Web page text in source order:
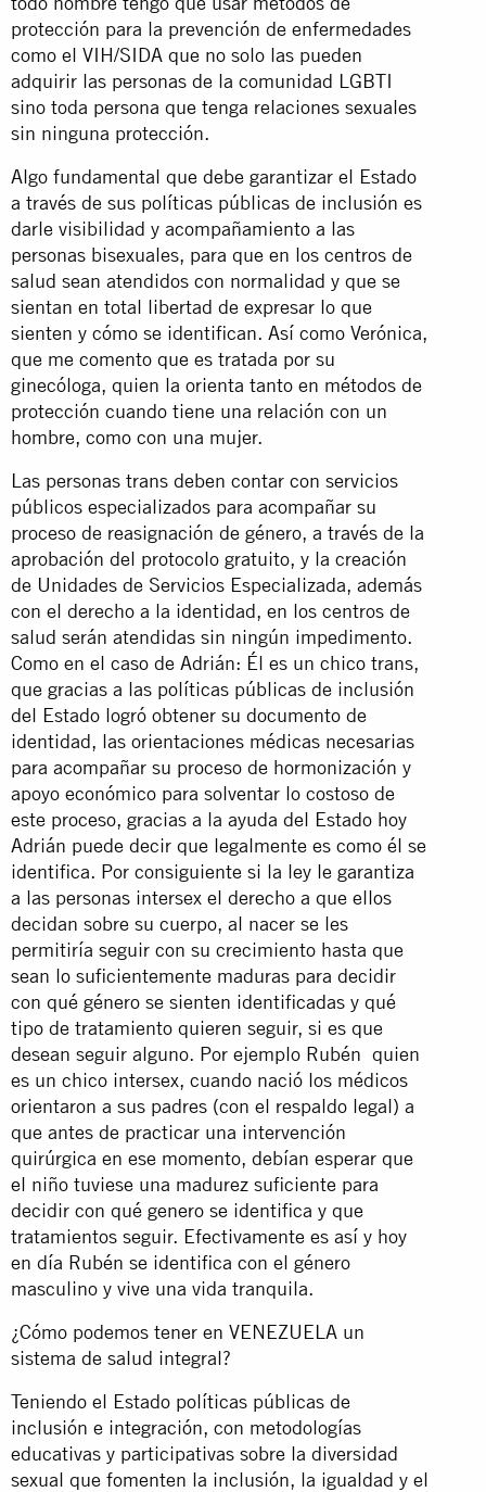
protección para la prevención de enfermedades
como el VIH/SIDA que no solo las pueden
adquirir las personas de la comunidad LGBTI
sino toda persona que tenga relaciones sexuales
sin ninguna protección.
Algo fundamental que debe garantizar el Estado
a través de sus políticas públicas de inclusión es
darle visibilidad y acompañamiento a las
personas bisexuales, para que en los centros de
salud sean atendidos con normalidad y que se
sientan en total libertad de expresar lo que
sienten y cómo se identifican. Así como Verónica,
que me comento que es tratada por su
ginecóloga, quien la orienta tanto en métodos de
protección cuando tiene una relación con un
hombre, como con una mujer.
Las personas trans deben contar con servicios
públicos especializados para acompañar su
proceso de reasignación de género, a través de la
aprobación del protocolo gratuito, y la creación
de Unidades de Servicios Especializada, además
con el derecho a la identidad, en los centros de
salud serán atendidas sin ningún impedimento.
Como en el caso de Adrián: Él es un chico trans,
que gracias a las políticas públicas de inclusión
del Estado logró obtener su documento de
identidad, las orientaciones médicas necesarias
para acompañar su proceso de hormonización y
apoyo económico para solventar lo costoso de
este proceso, gracias a la ayuda del Estado hoy
Adrián puede decir que legalmente es como él se
identifica. Por consiguiente si la ley le garantiza
a las personas intersex el derecho a que ellos
decidan sobre su cuerpo, al nacer se les
permitiría seguir con su crecimiento hasta que
sean lo suficientemente maduras para decidir
con qué género se sienten identificadas y qué
tipo de tratamiento quieren seguir, si es que
desean seguir alguno. Por ejemplo Rubén quien
es un chico intersex, cuando nació los médicos
orientaron a sus padres (con el respaldo legal) a
que antes de practicar una intervención
quirúrgica en ese momento, debían esperar que
el niño tuviese una madurez suficiente para
decidir con qué genero se identifica y que
tratamientos seguir. Efectivamente es así y hoy
en día Rubén se identifica con el género
masculino y vive una vida tranquila.
¿Cómo podemos tener en VENEZUELA un
sistema de salud integral?
Teniendo el Estado políticas públicas de
inclusión e integración, con metodologías
educativas y participativas sobre la diversidad
sexual que fomenten la inclusión, la igualdad y el